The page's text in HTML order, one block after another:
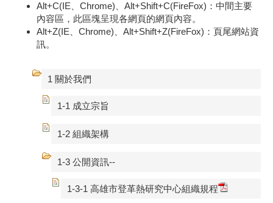
Alt+C(IE、Chrome)、Alt+Shift+C(FireFox)：中間主要
內容區，此區塊呈現各網頁的網頁內容。
Alt+Z(IE、Chrome)、Alt+Shift+Z(FireFox)：頁尾網站資
訊。
1 關於我們
1-1 成立宗旨
1-2 組織架構
1-3 公開資訊--
1-3-1 高雄市登革熱研究中心組織規程